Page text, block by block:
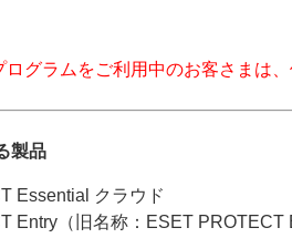
ログラムをご利用中のお客さまは
製品
Essential クラウド
Entry（旧名称：ESET PROTECT